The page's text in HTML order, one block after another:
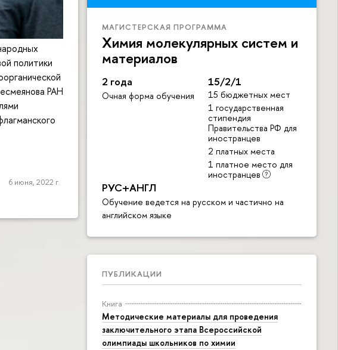
МАГИСТЕРСКАЯ ПРОГРАММА
Химия молекулярных систем и
материалов
2 года
Очная форма обучения
15/2/1
15 бюджетных мест
1 государственная
стипендия
Правительства РФ для
иностранцев
2 платных места
1 платное место для
иностранцев
РУС+АНГЛ
Обучение ведется на русском и частично на
английском языке
ПУБЛИКАЦИИ
Книга
Методические материалы для проведения
заключительного этапа Всероссийской
олимпиады школьников по химии
политики
РАН
6 июня, 2022 г.